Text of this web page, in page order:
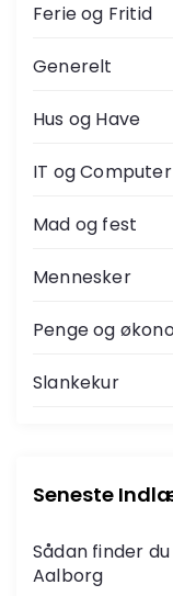
Ferie og Fritid
Generelt
Hus og Have
IT og Computer
Mad og fest
Mennesker
Penge og
Slankekur
Seneste
Sådan finder
Aalborg